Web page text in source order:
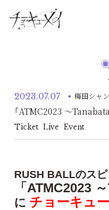
2023.07.07 梅田シャ
「ATMC2023 ～
Ticket Live Event
RUSH BALLのス
「ATMC2023
に チョーキュ